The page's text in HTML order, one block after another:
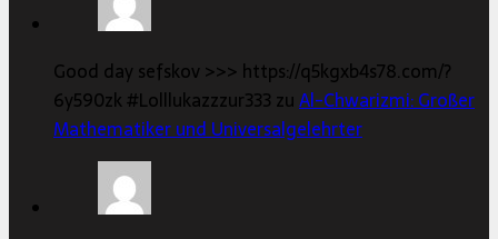
Good day sefskov >>> https://q5kgxb4s78.com/?
6y590zk #Lolllukazzzur333 zuAl-Chwarizmi: Großer
Mathematiker und Universalgelehrter